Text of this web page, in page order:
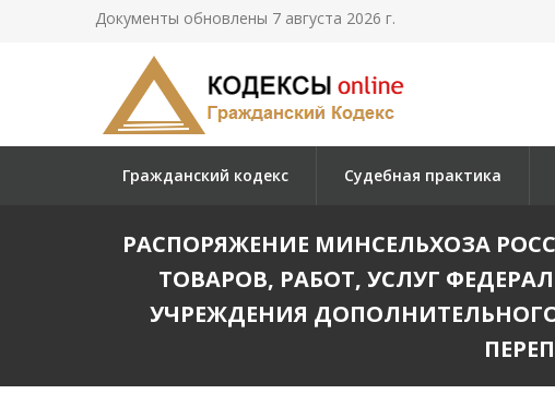
Документы обновлены 7 августа 2026 г.
Гражданский кодекс Судебная практика
РАСПОРЯЖЕНИЕ МИНСЕЛЬХОЗА
ТОВАРОВ, РАБОТ, УСЛУГ
УЧРЕЖДЕНИЯ